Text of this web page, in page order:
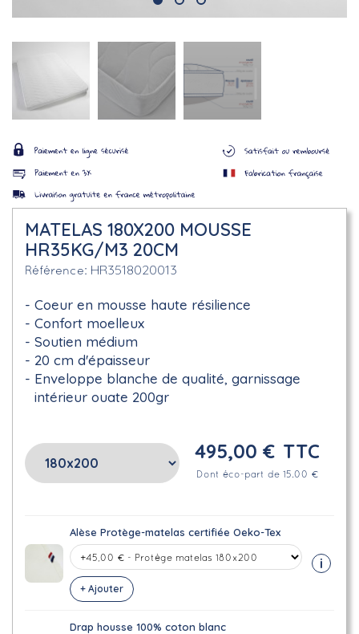
MATELAS 180X200 MOUSSE
HR35KG/M3 20CM
Référence HR3518020013
Coeur en mousse haute résilience
Confort moelleux
Soutien médium
20 cm d'épaisseur
Enveloppe blanche de qualité, garnissage
intérieur ouate 200gr
495,00 € TTC
Dont éco-part de 15.00 €
Alèse Protège-matelas certifiée Oeko-Tex
+ Ajouter
i
Drap housse 100% coton blanc